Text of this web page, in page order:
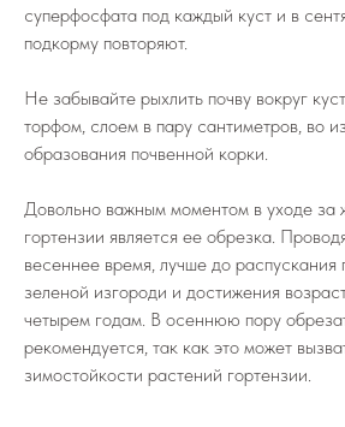
суперфосфата под каждый куст и в
подкорму повторяют.
Не забывайте рыхлить почву вокруг
торфом, слоем в пару сантиметров, во
образования почвенной корки.
Довольно важным моментом в уходе за
гортензии является ее обрезка.
весеннее время, лучше до распускания
зеленой изгороди и достижения
четырем годам. В осеннюю пору
рекомендуется, так как это может
зимостойкости растений гортензии.